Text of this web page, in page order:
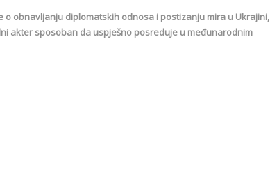
o obnavljanju diplomatskih odnosa i postizanju mira u Ukrajini,
akter sposoban da uspješno posreduje u međunarodnim